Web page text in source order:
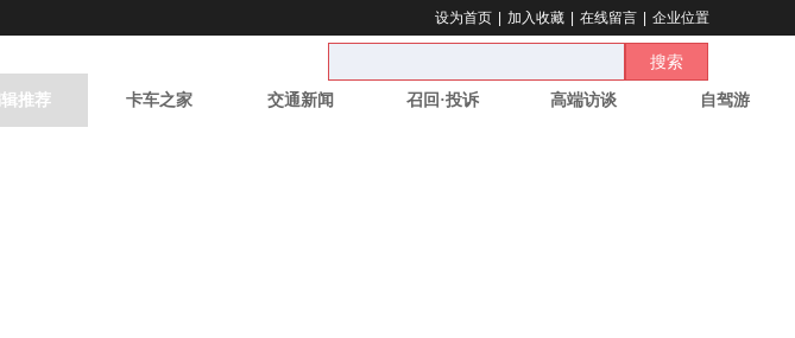
搜索
推荐 卡车之家 交通新闻 召回·投诉 高端访谈 自驾游
设为首页 加入收藏 在线留言 企业位置